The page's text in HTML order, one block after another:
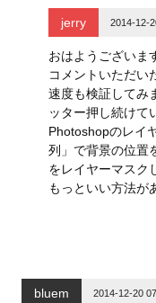
)
jerry 2014-12-
おはようございま
コメントいただい
速度も検証してみ
ッター押し続けて
Photoshopのレイ
列」で背景の位置
をレイヤーマスク
もっといい方法が
bluem 2014-12-20